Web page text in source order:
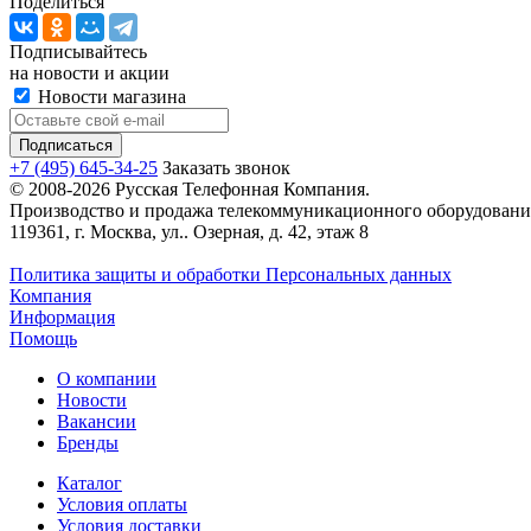
Подписывайтесь
на новости и акции
Новости магазина
+7 (495) 645-34-25 Заказать звонок
© 2008-2026 Русская Телефонная Компания.
Производство и продажа телекоммуникационного
119361, г. Москва, ул.. Озерная, д. 42, этаж 8
Политика защиты и обработки Персональных данных
Компания
Информация
Помощь
О компании
Новости
Вакансии
Бренды
Каталог
Условия оплаты
Условия доставки